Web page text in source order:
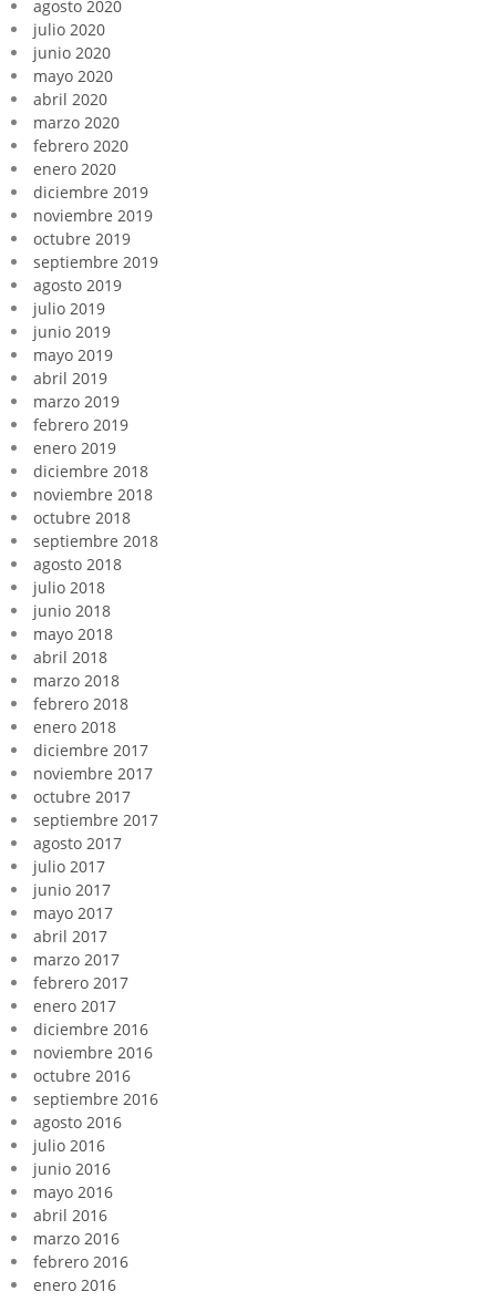
agosto 2020
julio 2020
junio 2020
mayo 2020
abril 2020
marzo 2020
febrero 2020
enero 2020
diciembre 2019
noviembre 2019
octubre 2019
septiembre 2019
agosto 2019
julio 2019
junio 2019
mayo 2019
abril 2019
marzo 2019
febrero 2019
enero 2019
diciembre 2018
noviembre 2018
octubre 2018
septiembre 2018
agosto 2018
julio 2018
junio 2018
mayo 2018
abril 2018
marzo 2018
febrero 2018
enero 2018
diciembre 2017
noviembre 2017
octubre 2017
septiembre 2017
agosto 2017
julio 2017
junio 2017
mayo 2017
abril 2017
marzo 2017
febrero 2017
enero 2017
diciembre 2016
noviembre 2016
octubre 2016
septiembre 2016
agosto 2016
julio 2016
junio 2016
mayo 2016
abril 2016
marzo 2016
febrero 2016
enero 2016